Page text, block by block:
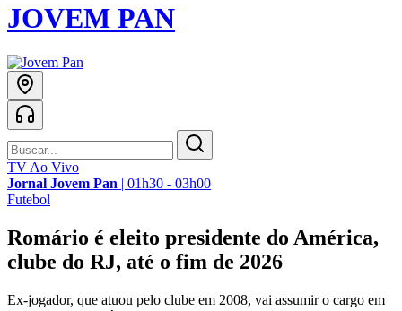
JOVEM PAN
TV Ao Vivo
Jornal Jovem Pan | 01h30 - 03h00
Futebol
Romário é eleito presidente do América,
clube do RJ, até o fim de 2026
Ex-jogador, que atuou pelo clube em 2008, vai assumir o cargo em